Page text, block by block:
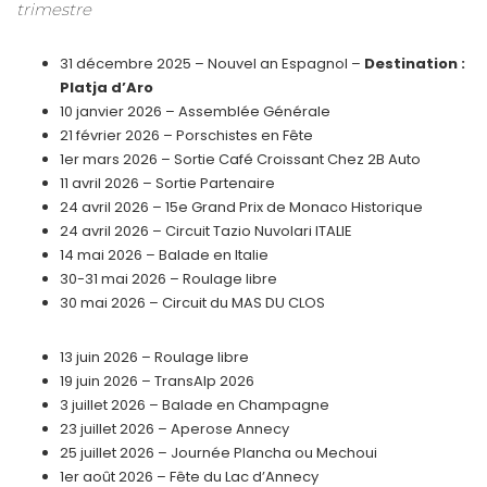
trimestre
31 décembre 2025 – Nouvel an Espagnol – Destination :
Platja d’Aro
10 janvier 2026 – Assemblée Générale
21 février 2026 – Porschistes en Fête
1er mars 2026 – Sortie Café Croissant Chez 2B Auto
11 avril 2026 – Sortie Partenaire
24 avril 2026 – 15e Grand Prix de Monaco Historique
24 avril 2026 – Circuit Tazio Nuvolari ITALIE
14 mai 2026 – Balade en Italie
30-31 mai 2026 – Roulage libre
30 mai 2026 – Circuit du MAS DU CLOS
13 juin 2026 – Roulage libre
19 juin 2026 – TransAlp 2026
3 juillet 2026 – Balade en Champagne
23 juillet 2026 – Aperose Annecy
25 juillet 2026 – Journée Plancha ou Mechoui
1er août 2026 – Fête du Lac d’Annecy